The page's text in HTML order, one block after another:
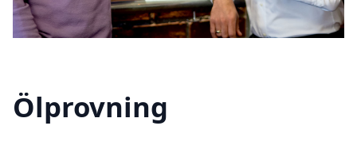
Ölprovning